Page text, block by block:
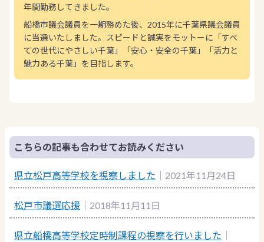
年間勤務してきました。
船橋市議会議員を一期務めた後、2015年に千葉県議会議員
に当選いたしました。スピードと誠実をモットーに「すべ
ての世代にやさしい千葉」「安心・安全の千葉」「活力と
魅力ある千葉」を目指します。
こちらの記事も合わせてお読みください
県立松戸高等学校を視察しました ｜2021年11月24日
松戸市議選応援 ｜2018年11月11日
県立船橋高等学校定時制課程の視察を行いました